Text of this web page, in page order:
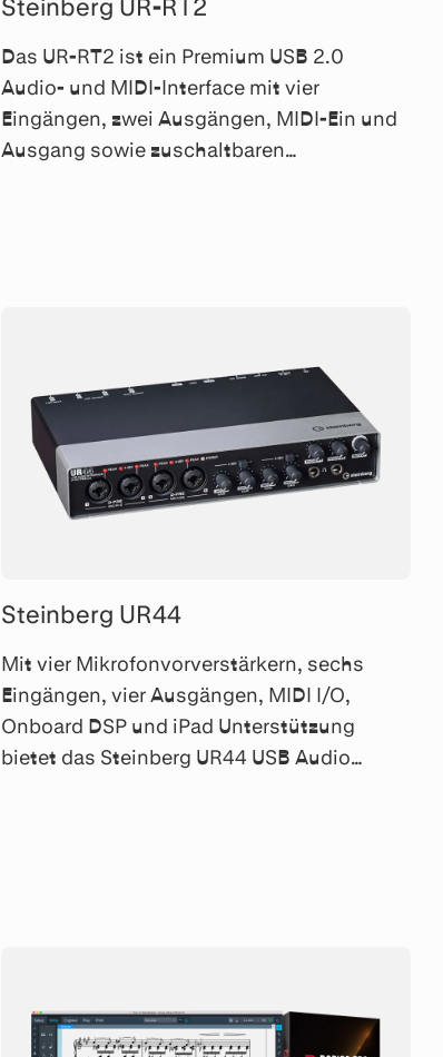
Das UR-RT2 ist ein Premium USB 2.0
Audio- und MIDI-Interface mit vier
Eingängen, zwei Ausgängen, MIDI-Ein und
Ausgang sowie zuschaltbaren
Steinberg UR44
Mit vier Mikrofonvorverstärkern, sechs
Eingängen, vier Ausgängen, MIDI I/O,
Onboard DSP und iPad Unterstützung
bietet das Steinberg UR44 USB Audio